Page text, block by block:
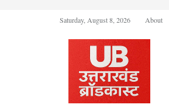
Saturday, August 8, 2026 About